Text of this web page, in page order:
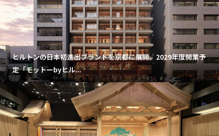
ヒルトンの日本初進出ブランドを京都に展開。2029年度開業予
定「モットーbyヒル...